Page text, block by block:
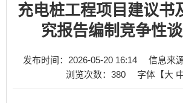
充电桩工程项目建议书
究报告编制竞争性
发布时间：2026-05-20 16:14
信息来
浏览次数： 380 字体【大